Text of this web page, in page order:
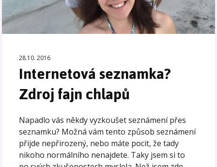
28.10. 2016
Internetová seznamka?
Zdroj fajn chlapů
Napadlo vás někdy vyzkoušet seznámení přes
seznamku? Možná vám tento způsob seznámení
přijde nepřirozený, nebo máte pocit, že tady
nikoho normálního nenajdete. Taky jsem si to